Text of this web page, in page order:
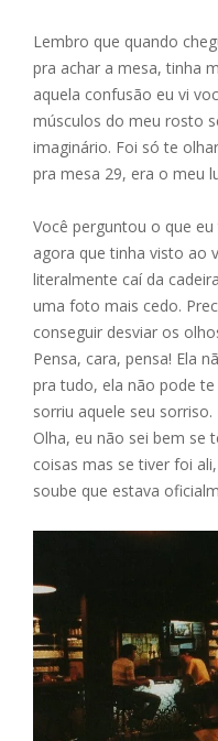
Lembro que quando
pra achar a mesa, tinha
aquela confusão eu vi
músculos do meu rosto
imaginário. Foi só te
pra mesa 29, era o meu
Você perguntou o que
agora que tinha visto ao
literalmente caí da
uma foto mais cedo.
conseguir desviar os
Pensa, cara, pensa! Ela
pra tudo, ela não pode
sorriu aquele seu
Olha, eu não sei bem se
coisas mas se tiver foi
soube que estava